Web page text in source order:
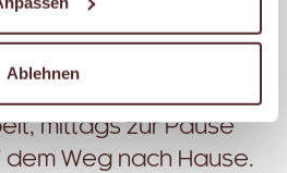
Ablehnen
freundlichen
einer kompetenten
mittags zur Pause
Weg nach Hause.